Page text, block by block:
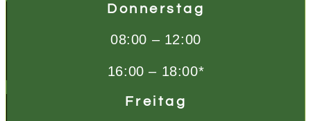
Donnerstag
08:00 – 12:00
16:00 – 18:00*
Freitag